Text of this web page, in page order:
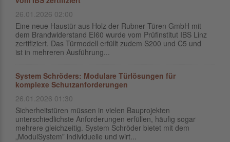
26.01.2026 02:00
Eine neue Haustür aus Holz der Rubner Türen GmbH mit
dem Brandwiderstand EI60 wurde vom Prüfinstitut IBS Linz
zertifiziert. Das Türmodell erfüllt zudem S200 und C5 und
ist in mehreren Ausführung...
System Schröders: Modulare Türlösungen für
komplexe Schutzanforderungen
26.01.2026 01:30
Sicherheitstüren müssen in vielen Bauprojekten
unterschiedlichste Anforderungen erfüllen, häufig sogar
mehrere gleichzeitig. System Schröder bietet mit dem
„ModulSystem” individuelle und wirt...